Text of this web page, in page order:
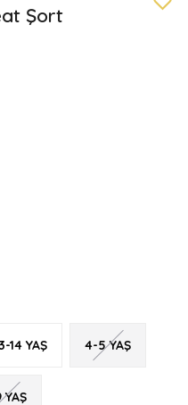
Şort
14 YAŞ 4-5 YAŞ
YAŞ